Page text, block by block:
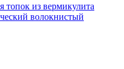
топок из вермикулита
волокнистый